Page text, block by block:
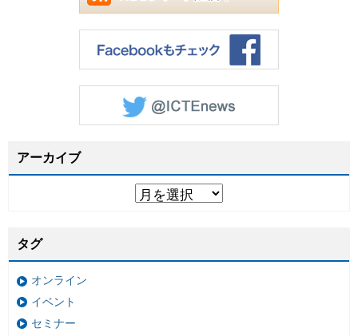
アーカイブ
タグ
オンライン
イベント
セミナー